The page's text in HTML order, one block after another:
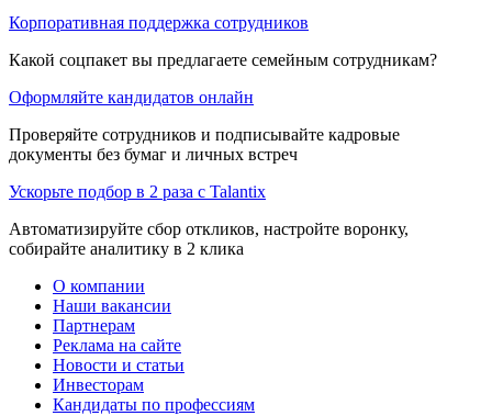
Корпоративная поддержка сотрудников
Какой соцпакет вы предлагаете семейным сотрудникам?
Оформляйте кандидатов онлайн
Проверяйте сотрудников и подписывайте кадровые
документы без бумаг и личных встреч
Ускорьте подбор в 2 раза с Talantix
Автоматизируйте сбор откликов, настройте воронку,
собирайте аналитику в 2 клика
О компании
Наши вакансии
Партнерам
Реклама на сайте
Новости и статьи
Инвесторам
Кандидаты по профессиям